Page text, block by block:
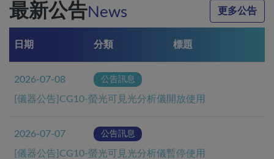
最新公告News 更多公告
日期 分類 標題
2026-07-08 公告訊息
[儀器公告]CG10-螢光可見光分析儀開放使用
2026-07-07 公告訊息
[儀器公告]CG10-螢光可見光分析儀暫停使用